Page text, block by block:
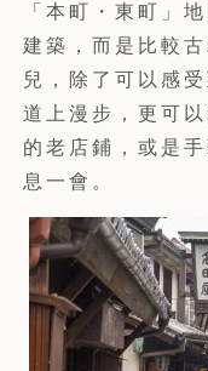
「本町・東町」
建築，而是比較
兒，除了可以感
道上漫步，更可
的老店鋪，或是
息一會。